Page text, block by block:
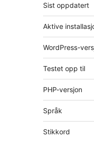
Sist oppdatert
Aktive
WordPress-
Testet opp til
PHP-versjon
Språk
Stikkord